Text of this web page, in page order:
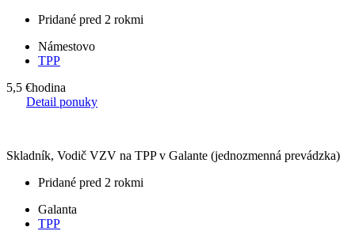
Pridané pred 2 rokmi
Námestovo
TPP
5,5 €hodina
Detail ponuky
Skladník, Vodič VZV na TPP v Galante (jednozmenná prevádzka)
Pridané pred 2 rokmi
Galanta
TPP